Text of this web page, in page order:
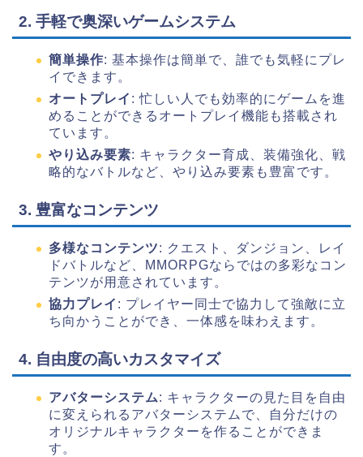
2. 手軽で奥深いゲームシステム
簡単操作: 基本操作は簡単で、誰でも気軽にプレ
イできます。
オートプレイ : 忙しい人でも効率的にゲームを進
めることができるオートプレイ機能も搭載され
ています。
やり込み要素: キャラクター育成、装備強化、戦
略的なバトルなど、やり込み要素も豊富です。
3. 豊富なコンテンツ
多様なコンテンツ: クエスト、ダンジョン、レイ
ドバトルなど、MMORPGならではの多彩なコン
テンツが用意されています。
協力プレイ : プレイヤー同士で協力して強敵に立
ち向かうことができ、一体感を味わえます。
4. 自由度の高いカスタマイズ
アバターシステム: キャラクターの見た目を自由
に変えられるアバターシステムで、自分だけの
オリジナルキャラクターを作ることができま
す。